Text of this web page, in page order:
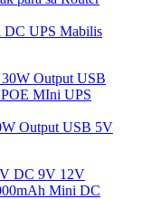
DC UPS Mabilis
Output USB 5V